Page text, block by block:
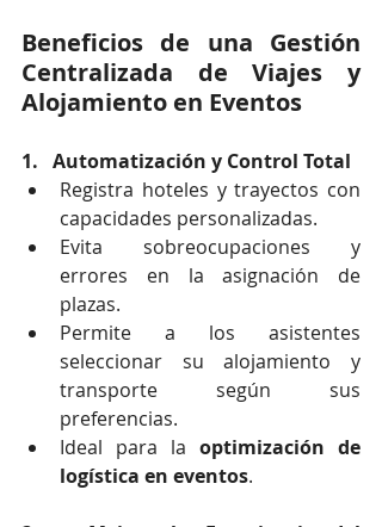
Beneficios de una Gestión
Centralizada de Viajes y
Alojamiento en Eventos
1.   Automatización y Control Total
Registra hoteles y trayectos con
capacidades personalizadas.
Evita sobreocupaciones y
errores en la asignación de
plazas.
Permite a los asistentes
seleccionar su alojamiento y
transporte según sus
preferencias.
Ideal para la optimización de
logística en eventos.